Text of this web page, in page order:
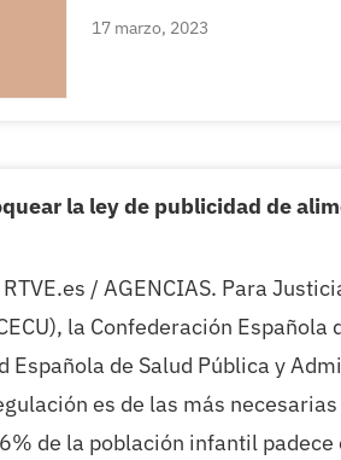
17 marzo, 2023
la ley de publicidad de
/ AGENCIAS. Para
la Confederación
Española de Salud Pública y
es de las más
de la población infantil padece